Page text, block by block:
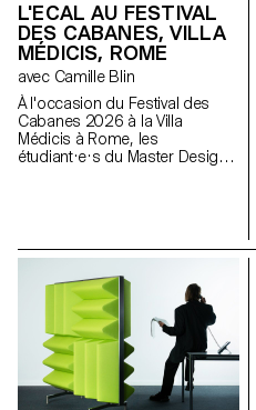
L'ECAL AU FESTIVAL
DES CABANES, VILLA
MÉDICIS, ROME
avec Camille Blin
À l'occasion du Festival des
Cabanes 2026 à la Villa
Médicis à Rome, les
étudiant·e·s du Master Design
fabricant italien de
céramique Mutina. Les jardins
de la Villa offrent un contexte
historique et spatial riche,
propice à l'exploration de
l'esthétique, des fonctions et de
l'interaction avec les visiteurs.
Les étudiant·e·s ont eu accès à
l'ensemble du catalogue Mutina
(carreaux, briques et autres